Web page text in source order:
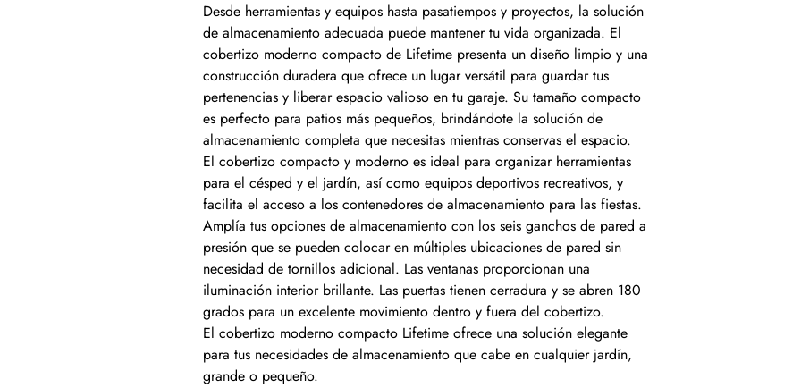
Desde herramientas y equipos hasta pasatiempos y proyectos, la solución
de almacenamiento adecuada puede mantener tu vida organizada. El
cobertizo moderno compacto de Lifetime presenta un diseño limpio y una
construcción duradera que ofrece un lugar versátil para guardar tus
pertenencias y liberar espacio valioso en tu garaje. Su tamaño compacto
es perfecto para patios más pequeños, brindándote la solución de
almacenamiento completa que necesitas mientras conservas el espacio.
El cobertizo compacto y moderno es ideal para organizar herramientas
para el césped y el jardín, así como equipos deportivos recreativos, y
facilita el acceso a los contenedores de almacenamiento para las fiestas.
Amplía tus opciones de almacenamiento con los seis ganchos de pared a
presión que se pueden colocar en múltiples ubicaciones de pared sin
necesidad de tornillos adicional. Las ventanas proporcionan una
iluminación interior brillante. Las puertas tienen cerradura y se abren 180
grados para un excelente movimiento dentro y fuera del cobertizo.
El cobertizo moderno compacto Lifetime ofrece una solución elegante
para tus necesidades de almacenamiento que cabe en cualquier jardín,
grande o pequeño.